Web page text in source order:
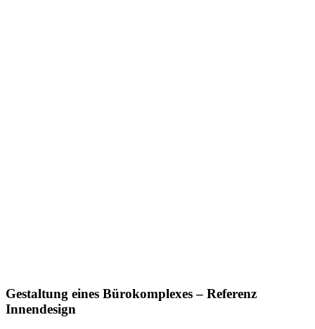
Gestaltung eines Bürokomplexes – Referenz
Innendesign